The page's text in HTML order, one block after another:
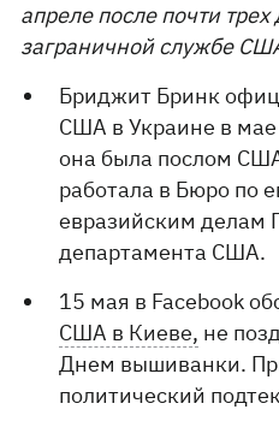
апреле после почти
заграничной службе
Бриджит Бринк
США в Украине в мае
она была послом
работала в Бюро по
евразийским делам
департамента США.
15 мая в Facebook
США в Киеве, не
Днем вышиванки.
политический